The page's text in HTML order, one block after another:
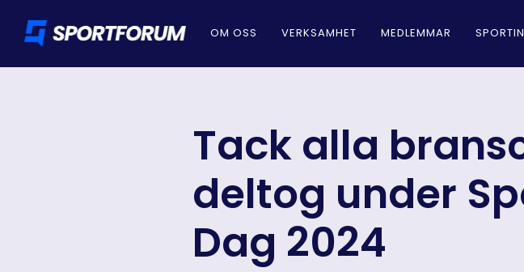
OM OSS VERKSAMHET MEDLEMMAR
Tack alla
deltog under
Dag 2024